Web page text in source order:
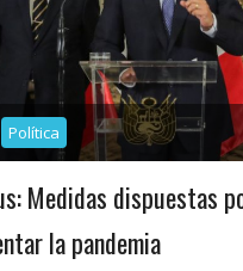
Política
Medidas dispuestas
la pandemia